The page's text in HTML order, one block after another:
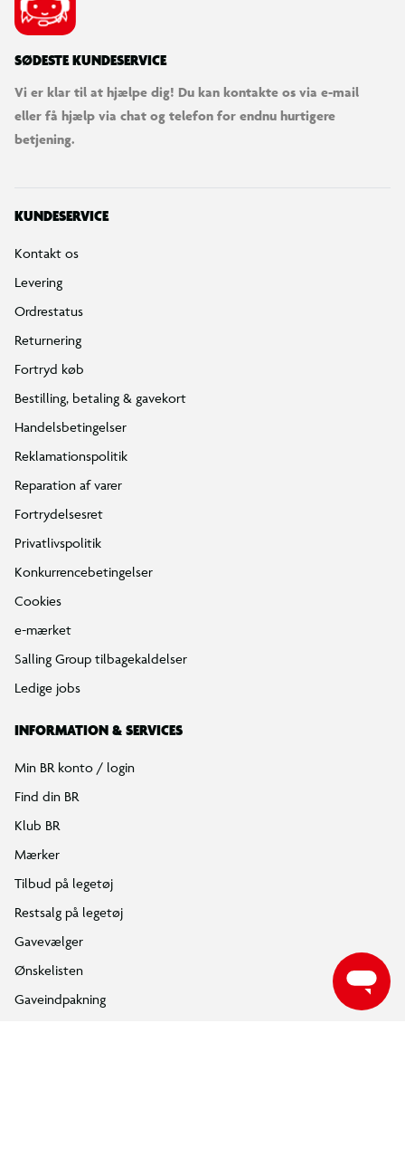
Handelsbetingelser
Fortrydelsesret
Privatlivspolitik
e-mærket
Salling Group tilbagekaldelser
Ledige jobs
Min BR konto / login
Find din BR
Klub BR
Mærker
Tilbud på legetøj
Restsalg på legetøj
Gavevælger
Ønskelisten
Gaveindpakning
Katalog
Events
Click&Collect
Gavekort
Om BR
Følg BR på Facebook
Følg BR på Instagram
Følg BR på Youtube
ÅBNINGSTIDER